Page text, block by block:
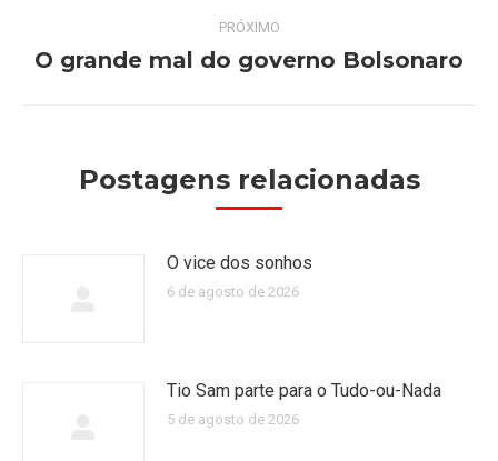
PRÓXIMO
Próximo
O grande mal do governo Bolsonaro
Postagens relacionadas
O vice dos sonhos
6 de agosto de 2026
Tio Sam parte para o Tudo-ou-Nada
5 de agosto de 2026